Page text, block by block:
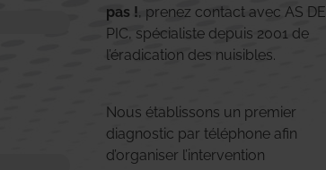
pas !, prenez contact avec AS DE
PIC, spécialiste depuis 2001 de
l’éradication des nuisibles.
Nous établissons un premier
diagnostic par téléphone afin
d’organiser l’intervention